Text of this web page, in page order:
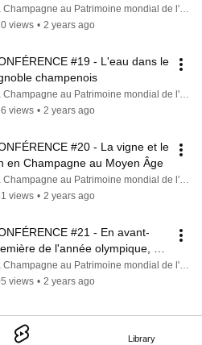
Library
ou de raison ...
La Champagne au Patrimoine mondial de l'UNESCO
views • 2 years ago
#19 - L'eau dans le
champenois
La Champagne au Patrimoine mondial de l'UNESCO
views • 2 years ago
#20 - La vigne et le
en Champagne au Moyen Âge
La Champagne au Patrimoine mondial de l'UNESCO
views • 2 years ago
#21 - En avant-
de l'année olympique,
et sport : des liaisons
La Champagne au Patrimoine mondial de l'UNESCO
views • 2 years ago